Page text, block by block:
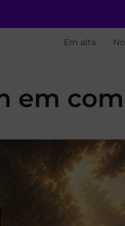
Em alta
em